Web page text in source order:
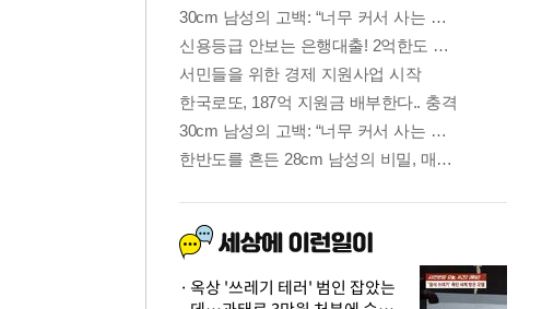
옥상 '쓰레기 테러' 범인 잡았는